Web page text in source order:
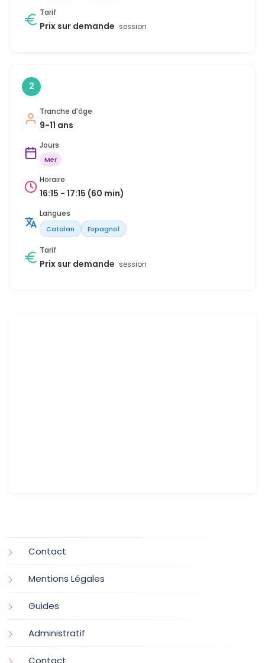
Tarif
Prix sur demande session
2
Tranche d'âge
9-11 ans
Jours
Mer
Horaire
16:15 - 17:15 (60 min)
Langues
Catalan Espagnol
Tarif
Prix sur demande session
Contact
Mentions Légales
Guides
Administratif
Contact